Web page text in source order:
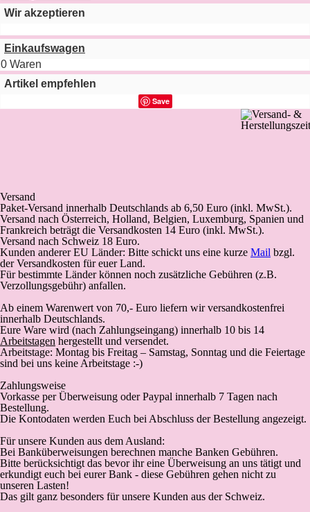
Wir akzeptieren
Einkaufswagen
0 Waren
Artikel empfehlen
Save
Versand
Paket-Versand innerhalb Deutschlands ab 6,50 Euro (inkl. MwSt.).
Versand nach Österreich, Holland, Belgien, Luxemburg, Spanien und
Frankreich beträgt die Versandkosten 14 Euro (inkl. MwSt.).
Versand nach Schweiz 18 Euro.
Kunden anderer EU Länder: Bitte schickt uns eine kurze Mail bzgl.
der Versandkosten für euer Land.
Für bestimmte Länder können noch zusätzliche Gebühren (z.B.
Verzollungsgebühr) anfallen.
Ab einem Warenwert von 70,- Euro liefern wir versandkostenfrei
innerhalb Deutschlands.
Eure Ware wird (nach Zahlungseingang) innerhalb 10 bis 14
Arbeitstagen hergestellt und versendet.
Arbeitstage: Montag bis Freitag – Samstag, Sonntag und die Feiertage
sind bei uns keine Arbeitstage :-)
Zahlungsweise
Vorkasse per Überweisung oder Paypal innerhalb 7 Tagen nach
Bestellung.
Die Kontodaten werden Euch bei Abschluss der Bestellung angezeigt.
Für unsere Kunden aus dem Ausland:
Bei Banküberweisungen berechnen manche Banken Gebühren.
Bitte berücksichtigt das bevor ihr eine Überweisung an uns tätigt und
erkundigt euch bei eurer Bank - diese Gebühren gehen nicht zu
unseren Lasten!
Das gilt ganz besonders für unsere Kunden aus der Schweiz.